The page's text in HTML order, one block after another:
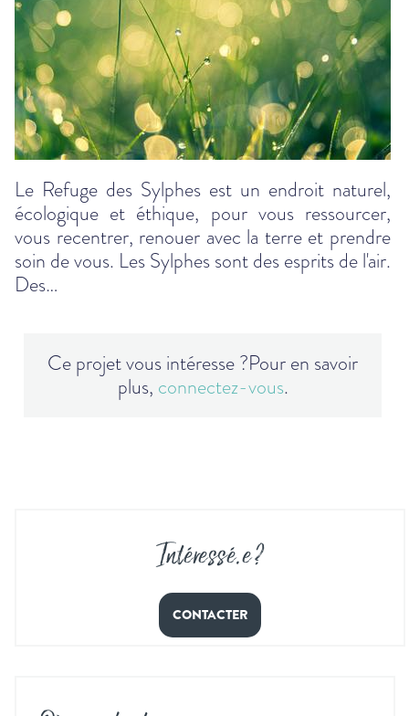
Le Refuge des Sylphes est un endroit naturel,
écologique et éthique, pour vous ressourcer,
vous recentrer, renouer avec la terre et prendre
soin de vous. Les Sylphes sont des esprits de l'air.
Des…
Ce projet vous intéresse ?Pour en savoir
plus, connectez-vous.
Intéressé.e ?
CONTACTER